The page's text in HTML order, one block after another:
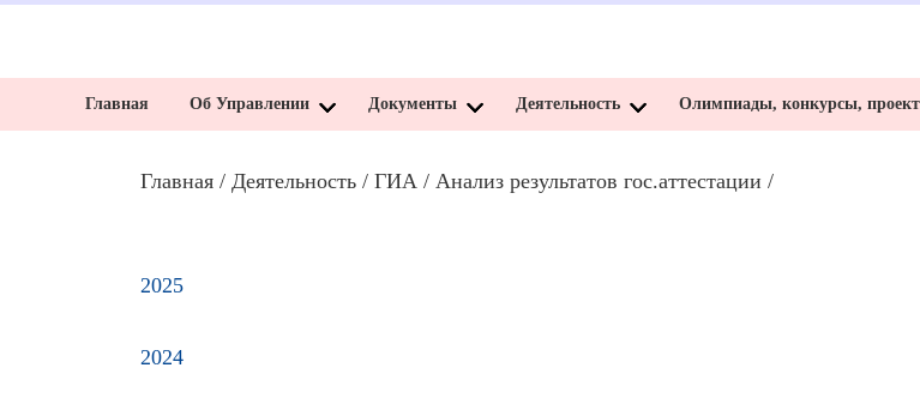
Главная Об Управлении Документы Деятельность Олимпиады, конкурсы,
Главная / Деятельность / ГИА / Анализ результатов гос.аттестации /
2025
2024